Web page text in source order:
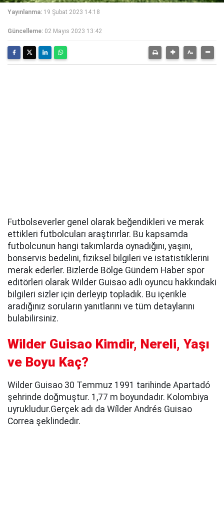
Yayınlanma: 19 Şubat 2023 14:18
Güncelleme: 02 Mayıs 2023 13:42
Futbolseverler genel olarak beğendikleri ve merak
ettikleri futbolcuları araştırırlar. Bu kapsamda
futbolcunun hangi takımlarda oynadığını, yaşını,
bonservis bedelini, fiziksel bilgileri ve istatistiklerini
merak ederler. Bizlerde Bölge Gündem Haber spor
editörleri olarak Wilder Guisao adlı oyuncu hakkındaki
bilgileri sizler için derleyip topladık. Bu içerikle
aradığınız soruların yanıtlarını ve tüm detaylarını
bulabilirsiniz.
Wilder Guisao Kimdir, Nereli, Yaşı
ve Boyu Kaç?
Wilder Guisao 30 Temmuz 1991 tarihinde Apartadó
şehrinde doğmuştur. 1,77 m boyundadır. Kolombiya
uyrukludur.Gerçek adı da Wílder Andrés Guisao
Correa şeklindedir.